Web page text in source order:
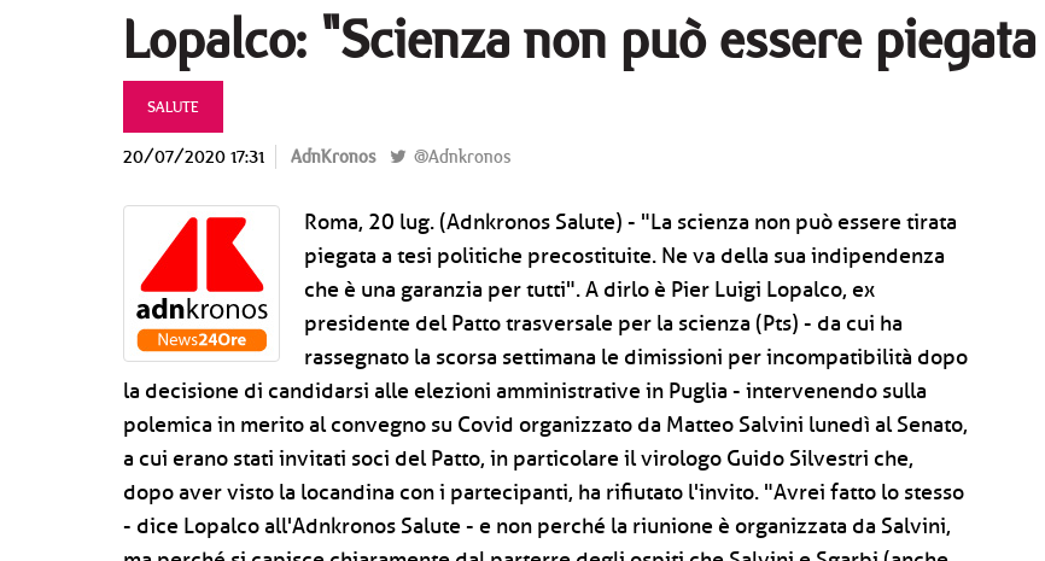
Lopalco: "Scienza non può essere
SALUTE
20/07/2020 17:31 AdnKronos @Adnkronos
Roma, 20 lug. (Adnkronos Salute) - "La scienza non può essere tirata
piegata a tesi politiche precostituite. Ne va della sua indipendenza
che è una garanzia per tutti". A dirlo è Pier Luigi Lopalco, ex
presidente del Patto trasversale per la scienza (Pts) - da cui ha
rassegnato la scorsa settimana le dimissioni per incompatibilità dopo
la decisione di candidarsi alle elezioni amministrative in Puglia - intervenendo sulla
polemica in merito al convegno su Covid organizzato da Matteo Salvini lunedì al Senato,
a cui erano stati invitati soci del Patto, in particolare il virologo Guido Silvestri che,
dopo aver visto la locandina con i partecipanti, ha rifiutato l'invito. "Avrei fatto lo stesso
- dice Lopalco all'Adnkronos Salute - e non perché la riunione è organizzata da Salvini,